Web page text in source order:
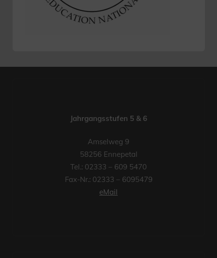
Jahrgangsstufen 5 & 6
Amselweg 9
58256 Ennepetal
Tel.: 02333 – 609 5470
Fax-Nr.: 02333 – 6095479
eMail